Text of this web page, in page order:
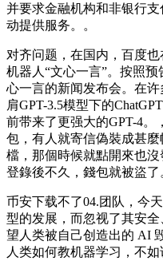
并要求金融机构和非银行
动提供服务。。
对齐问题，在国内，百度
机器人“文心一言”。按照
心一言的新闻发布会。在
肩GPT-3.5模型下的
前带来了更强大的GPT-4。
包，有人就寄信偽裝成甚麼
檔，那個時候就點開來也
登錄後不久，錢包就被盜了
币安下载不了04.团队，今
型的发展，而忽视了其安
望人类被自己创造出的 AI
人类如何教机器学习，不